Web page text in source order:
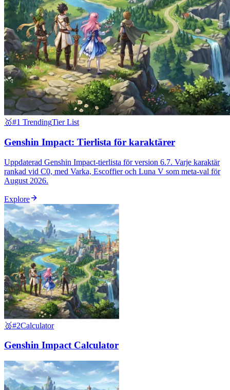
🥇#1 TrendingTier List
Genshin Impact: Tierlista för karaktärer
Uppdaterad Genshin Impact-tierlista för version 6.7. Varje karaktär
rankad vid C0, med Varka, Escoffier och Luna V som meta-val för
August 2026.
Explore
🥈#2Calculator
Genshin Impact Calculator